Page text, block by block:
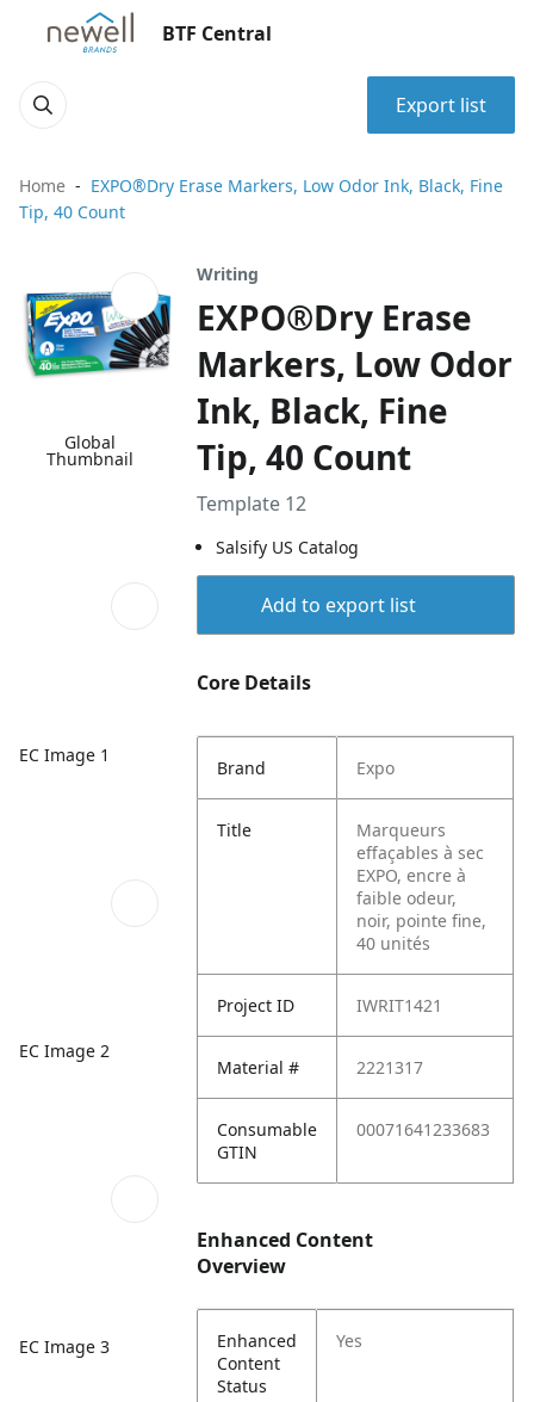
BTF Central
Export list
Home
EXPO®Dry Erase Markers, Low Odor Ink, Black, Fine
Tip, 40 Count
Global
Thumbnail
EC Image 1
EC Image 2
EC Image 3
Writing
EXPO®Dry Erase
Markers, Low Odor
Ink, Black, Fine
Tip, 40 Count
Template 12
Salsify US Catalog
Add to export list
Core Details
Brand Expo
Title
Marqueurs
effaçables à sec
EXPO, encre à
faible odeur,
noir, pointe fine,
40 unités
Project ID IWRIT1421
Material # 2221317
Consumable
GTIN
00071641233683
Enhanced Content
Overview
Enhanced
Content
Status
Yes